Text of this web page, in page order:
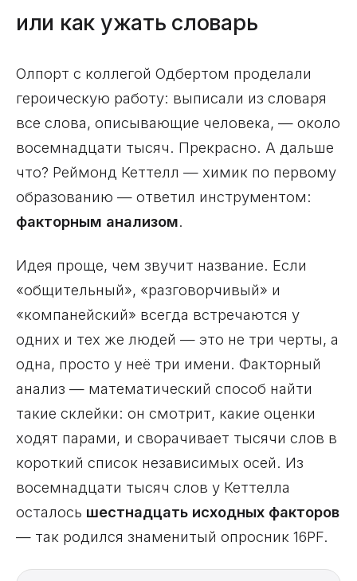
или как ужать словарь
Олпорт с коллегой Одбертом проделали
героическую работу: выписали из словаря
все слова, описывающие человека, — около
восемнадцати тысяч. Прекрасно. А дальше
что? Реймонд Кеттелл — химик по первому
образованию — ответил инструментом:
факторным анализом.
Идея проще, чем звучит название. Если
«общительный», «разговорчивый» и
«компанейский» всегда встречаются у
одних и тех же людей — это не три черты, а
одна, просто у неё три имени. Факторный
анализ — математический способ найти
такие склейки: он смотрит, какие оценки
ходят парами, и сворачивает тысячи слов в
короткий список независимых осей. Из
восемнадцати тысяч слов у Кеттелла
осталось шестнадцать исходных факторов
— так родился знаменитый опросник 16PF.